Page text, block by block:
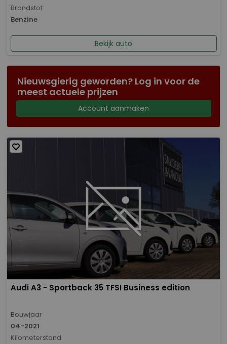
Brandstof
Benzine
Bekijk auto
Nieuwsgierig geworden? Log in voor de
meest actuele prijzen
Account aanmaken
Audi A3 - Sportback 35 TFSI Business edition
Bouwjaar
04-2021
Kilometerstand